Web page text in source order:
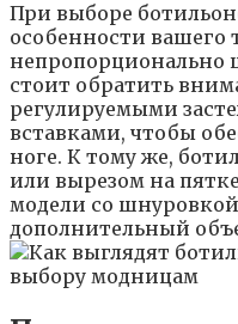
При выборе
особенности вашего
непропорционально
стоит обратить
регулируемыми
вставками, чтобы
ноге. К тому же,
или вырезом на
модели со
дополнительный